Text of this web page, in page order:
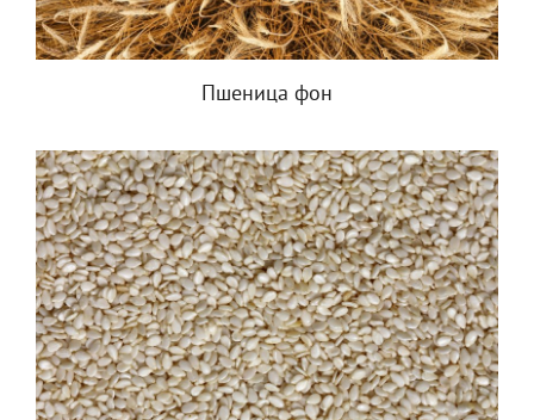
Пшеница фон